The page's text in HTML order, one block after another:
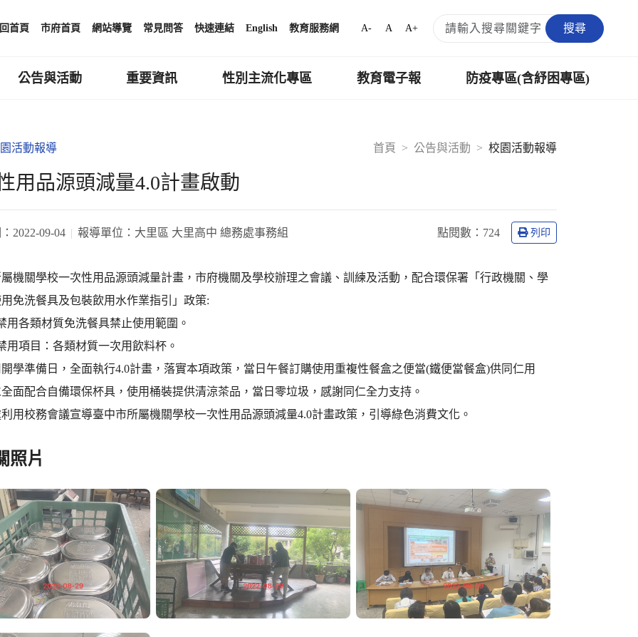
回首頁 市府首頁 網站導覽 常見問答 快速連結 English 教育服務網 A- A A+ 搜尋
公告與活動 重要資訊 性別主流化專區 教育電子報 防疫專區(含紓困專區)
首頁 公告與活動 校園活動報導
活動報導
用品源頭減量4.0計畫啟動
2022-09-04 報導單位： 大里區 大里高中 總務處事務組 點閱數： 724 列印
機關學校一次性用品源頭減量計畫，市府機關及學校辦理之會議、訓練及活動，配合環保署「行政機關、學
免洗餐具及包裝飲用水作業指引」政策:
用各類材質免洗餐具禁止使用範圍。
用項目：各類材質一次用飲料杯。
學準備日，全面執行4.0計畫，落實本項政策，當日午餐訂購使用重複性餐盒之便當(鐵便當餐盒)供同仁用
面配合自備環保杯具，使用桶裝提供清涼茶品，當日零垃圾，感謝同仁全力支持。
用校務會議宣導臺中市所屬機關學校一次性用品源頭減量4.0計畫政策，引導綠色消費文化。
照片